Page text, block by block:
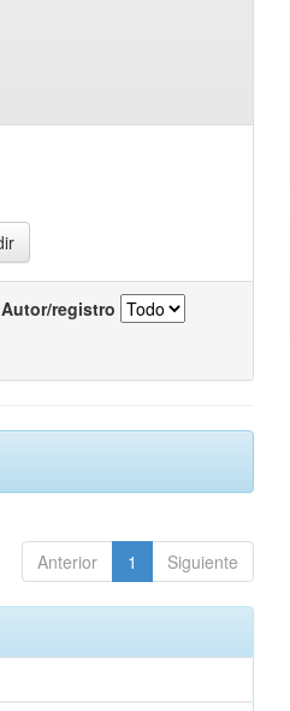
Autor/registro
Anterior 1 Siguiente